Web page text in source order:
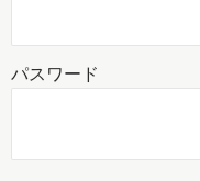
パスワード